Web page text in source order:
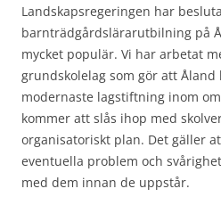
Landskapsregeringen har
barnträdgårdslärarutbilning på
mycket populär. Vi har arbetat
grundskolelag som gör att
modernaste lagstiftning inom
kommer att slås ihop med
organisatoriskt plan. Det gäller
eventuella problem och
med dem innan de uppstår.